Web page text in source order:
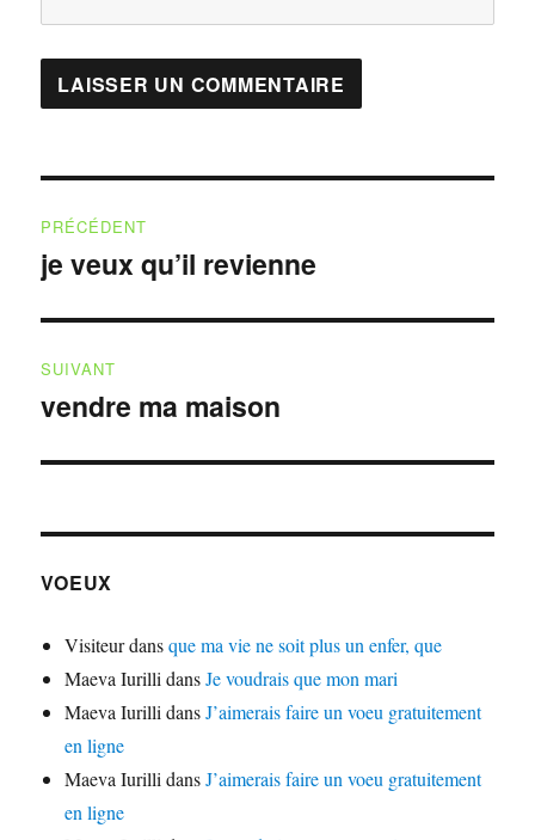
de
PRÉCÉDENT
Publication
je veux qu’il revienne
SUIVANT
Publication
vendre ma maison
VOEUX
Visiteurdansque ma vie ne soit plus un enfer, que
Maeva Iurilli dansJe voudrais que mon mari
Maeva Iurilli dansJ’aimerais faire un voeu gratuitement
en ligne
Maeva Iurilli dansJ’aimerais faire un voeu gratuitement
en ligne